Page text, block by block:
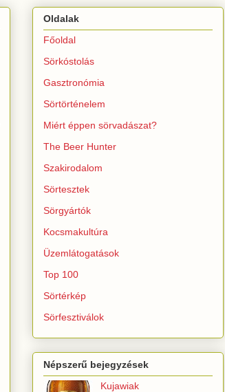
Oldalak
Főoldal
Sörkóstolás
Gasztronómia
Sörtörténelem
Miért éppen sörvadászat?
The Beer Hunter
Szakirodalom
Sörtesztek
Sörgyártók
Kocsmakultúra
Üzemlátogatások
Top 100
Sörtérkép
Sörfesztiválok
Népszerű bejegyzések
Kujawiak